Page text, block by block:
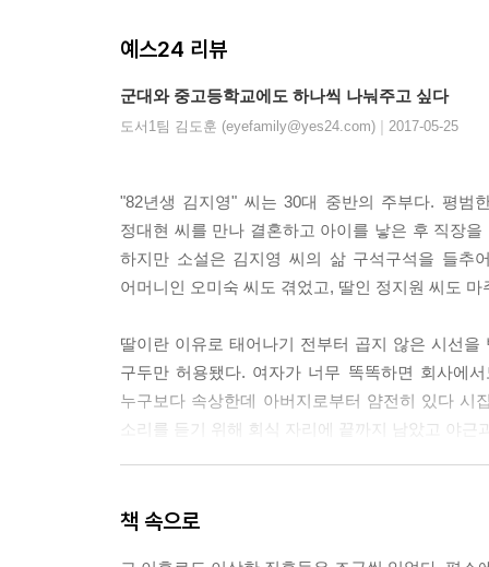
예스24 리뷰
군대와 중고등학교에도 하나씩 나눠주고 싶다
도서1팀 김도훈 (eyefamily@yes24.com) | 2017-05-25
"82년생 김지영" 씨는 30대 중반의 주부다. 평범
정대현 씨를 만나 결혼하고 아이를 낳은 후 직장
하지만 소설은 김지영 씨의 삶 구석구석을 들추
어머니인 오미숙 씨도 겪었고, 딸인 정지원 씨도 마
딸이란 이유로 태어나기 전부터 곱지 않은 시선
구두만 허용됐다. 여자가 너무 똑똑하면 회사에
누구보다 속상한데 아버지로부터 얌전히 있다 시
소리를 듣기 위해 회식 자리에 끝까지 남았고 야근
어머니를 생각했다. 할머니는 (중략) 돌봄 노동
책 속으로